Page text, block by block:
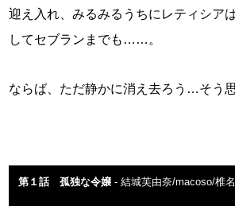
迎え入れ、みるみるうちにレティシア
してセブランまでも……。
ならば、ただ静かに消え去ろう…そう